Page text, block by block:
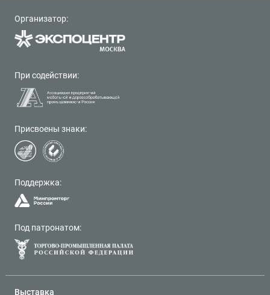
Организатор:
При содействии:
Присвоены знаки:
Поддержка:
Под патронатом:
Выставка